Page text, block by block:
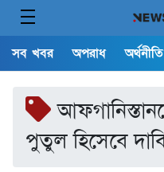
সব খবর অপরাধ অর্থনীতি
পুতুল হিসেবে